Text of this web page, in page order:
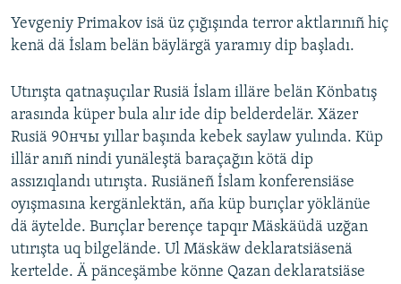
Yevgeniy Primakov isä üz çığışında terror aktlarınıñ hiç
kenä dä İslam belän bäylärgä yaramıy dip başladı.
Utırışta qatnaşuçılar Rusiä İslam illäre belän Könbatış
arasında küper bula alır ide dip belderdelär. Xäzer
Rusiä 90нчы yıllar başında kebek saylaw yulında. Küp
illär anıñ nindi yunäleştä baraçağın kötä dip
assızıqlandı utırışta. Rusiäneñ İslam konferensiäse
oyışmasına kergänlektän, aña küp burıçlar yöklänüe
dä äytelde. Burıçlar berençe tapqır Mäskäüdä uzğan
utırışta uq bilgelände. Ul Mäskäw deklaratsiäsenä
kertelde. Ä pänceşämbe könne Qazan deklaratsiäse